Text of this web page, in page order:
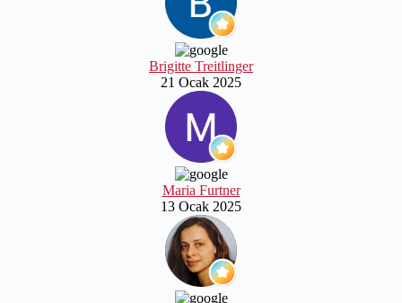
Brigitte Treitlinger
21 Ocak 2025
Maria Furtner
13 Ocak 2025